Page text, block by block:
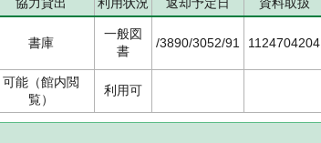
書庫
一般図
書
/3890/3052/91 1124704204
可能（館内閲
覧）
利用可